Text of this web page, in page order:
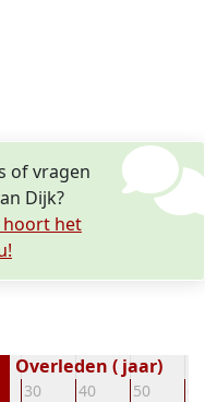
of vragen
Dijk?
hoort het
30 40 50
Overleden ( jaar)